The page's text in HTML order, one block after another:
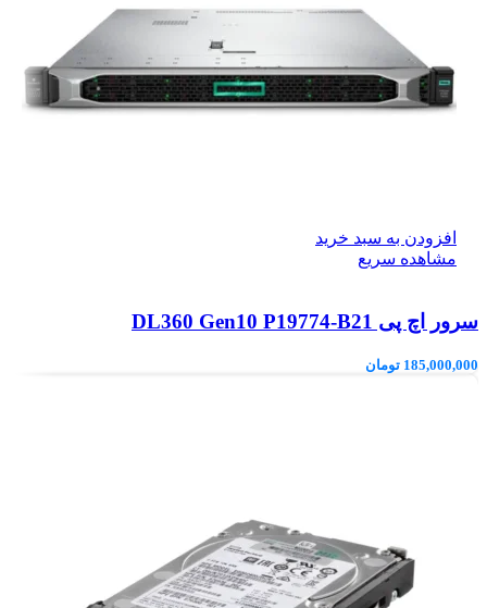
افزودن به سبد خرید
مشاهده سریع
سرور اچ پی DL360 Gen10 P19774-B21
185,000,000 تومان